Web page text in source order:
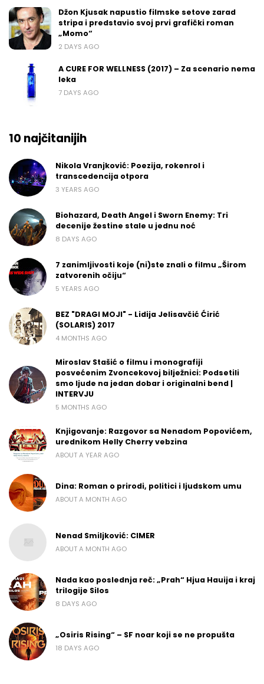
Džon Kjusak napustio filmske setove zarad
stripa i predstavio svoj prvi grafički roman
„Momo“
2 DAYS AGO
A CURE FOR WELLNESS (2017) – Za scenario nema
leka
7 DAYS AGO
10 najčitanijih
Nikola Vranjković: Poezija, rokenrol i
transcedencija otpora
3 YEARS AGO
Biohazard, Death Angel i Sworn Enemy: Tri
decenije žestine stale u jednu noć
8 DAYS AGO
7 zanimljivosti koje (ni)ste znali o filmu „Širom
zatvorenih očiju“
5 YEARS AGO
BEZ "DRAGI MOJI" - Lidija Jelisavčić Ćirić
(SOLARIS) 2017
4 MONTHS AGO
Miroslav Stašić o filmu i monografiji
posvećenim Zvoncekovoj bilježnici: Podsetili
smo ljude na jedan dobar i originalni bend |
INTERVJU
5 MONTHS AGO
Knjigovanje: Razgovor sa Nenadom Popovićem,
urednikom Helly Cherry vebzina
ABOUT A YEAR AGO
Dina: Roman o prirodi, politici i ljudskom umu
ABOUT A MONTH AGO
Nenad Smiljković: CIMER
ABOUT A MONTH AGO
Nada kao poslednja reč: „Prah“ Hjua Hauija i kraj
trilogije Silos
8 DAYS AGO
„Osiris Rising“ – SF noar koji se ne propušta
18 DAYS AGO